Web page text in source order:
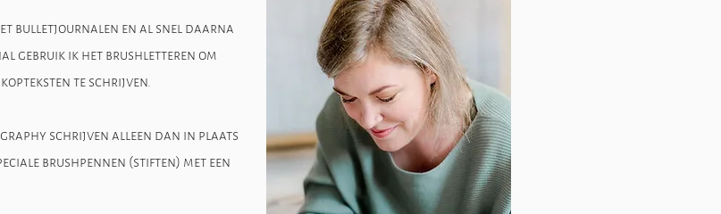
bulletjournalen en al snel daarna
gebruik ik het brushletteren om
te schrijven.
schrijven alleen dan in plaats
brushpennen (stiften) met een